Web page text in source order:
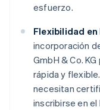
esfuerzo.
Flexibilidad
incorporación
GmbH & Co.
rápida y
necesitan
inscribirse en